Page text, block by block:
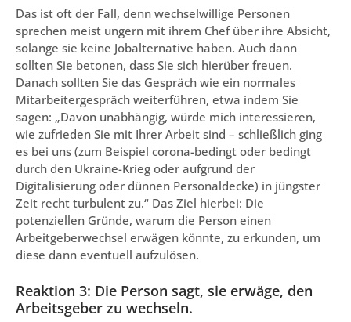
Das ist oft der Fall, denn wechselwillige Personen
sprechen meist ungern mit ihrem Chef über ihre Absicht,
solange sie keine Jobalternative haben. Auch dann
sollten Sie betonen, dass Sie sich hierüber freuen.
Danach sollten Sie das Gespräch wie ein normales
Mitarbeitergespräch weiterführen, etwa indem Sie
sagen: „Davon unabhängig, würde mich interessieren,
wie zufrieden Sie mit Ihrer Arbeit sind – schließlich ging
es bei uns (zum Beispiel corona-bedingt oder bedingt
durch den Ukraine-Krieg oder aufgrund der
Digitalisierung oder dünnen Personaldecke) in jüngster
Zeit recht turbulent zu.“ Das Ziel hierbei: Die
potenziellen Gründe, warum die Person einen
Arbeitgeberwechsel erwägen könnte, zu erkunden, um
diese dann eventuell aufzulösen.
Reaktion 3: Die Person sagt, sie erwäge, den
Arbeitsgeber zu wechseln.